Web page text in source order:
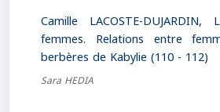
Camille LACOSTE-
femmes. Relations entre
berbères de Kabylie (110 - 112)
Sara HEDIA